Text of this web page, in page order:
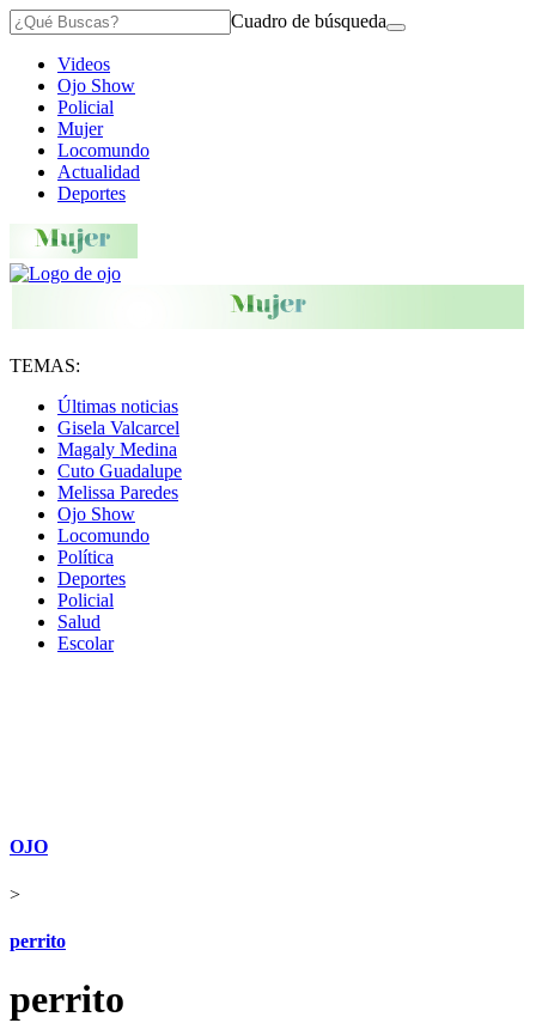
Cuadro de búsqueda
Videos
Ojo Show
Policial
Mujer
Locomundo
Actualidad
Deportes
TEMAS:
Últimas noticias
Gisela Valcarcel
Magaly Medina
Cuto Guadalupe
Melissa Paredes
Ojo Show
Locomundo
Política
Deportes
Policial
Salud
Escolar
OJO
>
perrito
perrito